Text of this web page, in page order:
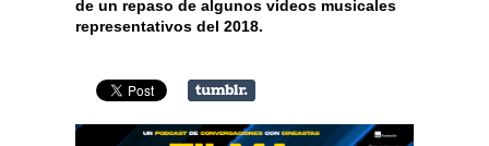
de un repaso de algunos videos musicales
representativos del 2018.